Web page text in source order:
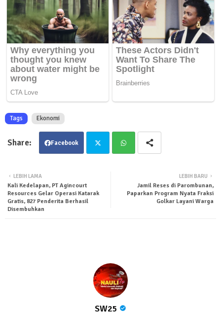
Tags Ekonomi
Facebook
LEBIH BARU
Jamil Reses di Parombunan,
Paparkan Program Nyata Fraksi
Golkar Layani Warga
LEBIH LAMA
Kali Kedelapan, PT Agincourt
Resources Gelar Operasi Katarak
Gratis, 827 Penderita Berhasil
Disembuhkan
SW25